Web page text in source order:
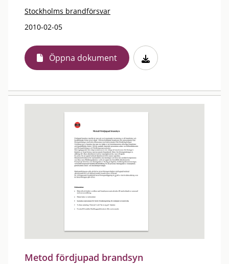
Stockholms brandförsvar
2010-02-05
Öppna dokument
Metod fördjupad brandsyn